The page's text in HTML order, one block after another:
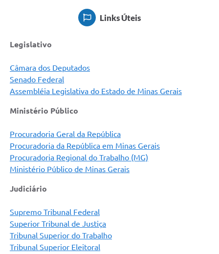
Links Úteis
Legislativo
Câmara dos Deputados
Senado Federal
Assembléia Legislativa do Estado de Minas Gerais
Ministério Público
Procuradoria Geral da República
Procuradoria da República em Minas Gerais
Procuradoria Regional do Trabalho (MG)
Ministério Público de Minas Gerais
Judiciário
Supremo Tribunal Federal
Superior Tribunal de Justiça
Tribunal Superior do Trabalho
Tribunal Superior Eleitoral